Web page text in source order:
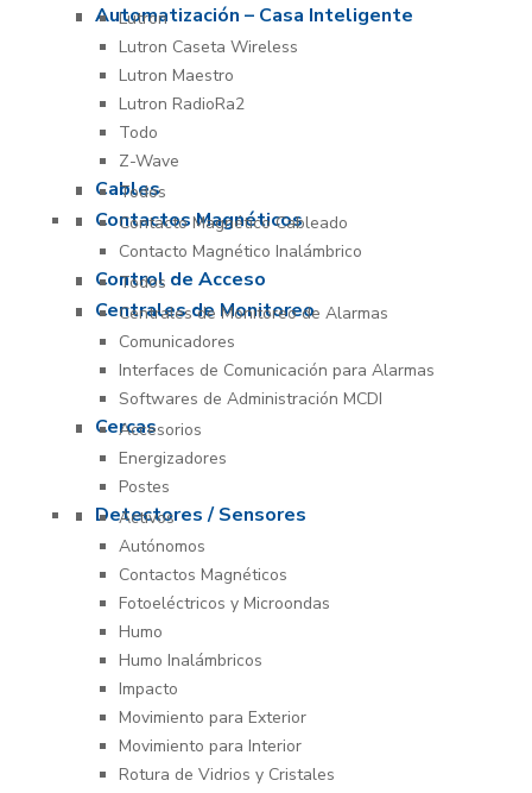
Automatización – Casa Inteligente
Lutron
Lutron Caseta Wireless
Lutron Maestro
Lutron RadioRa2
Todo
Z-Wave
Cables
Todos
Contactos Magnéticos
Contacto Magnético Cableado
Contacto Magnético Inalámbrico
Control de Acceso
Todos
Centrales de Monitoreo
Centrales de Monitoreo de Alarmas
Comunicadores
Interfaces de Comunicación para Alarmas
Softwares de Administración MCDI
Cercas
Accesorios
Energizadores
Postes
Detectores / Sensores
Activos
Autónomos
Contactos Magnéticos
Fotoeléctricos y Microondas
Humo
Humo Inalámbricos
Impacto
Movimiento para Exterior
Movimiento para Interior
Rotura de Vidrios y Cristales